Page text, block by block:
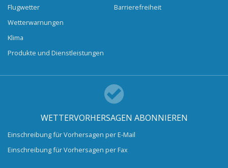
Flugwetter
Wetterwarnungen
Klima
Produkte und Dienstleistungen
Barrierefreiheit
WETTERVORHERSAGEN ABONNIEREN
Einschreibung für Vorhersagen per E-Mail
Einschreibung für Vorhersagen per Fax